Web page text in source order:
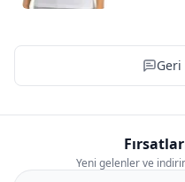
Yeni gelenler ve